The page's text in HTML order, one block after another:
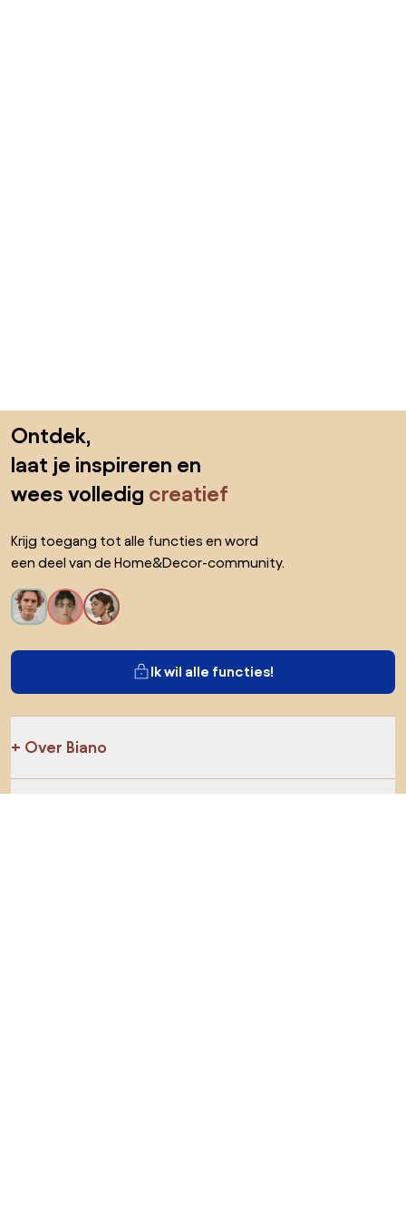
Ontdek,
laat je inspireren en
wees volledig creatief
Krijg toegang tot alle functies en word
een deel van de Home&Decor-community.
Ik wil alle functies!
Over Biano